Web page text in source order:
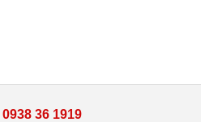
0938 36 1919